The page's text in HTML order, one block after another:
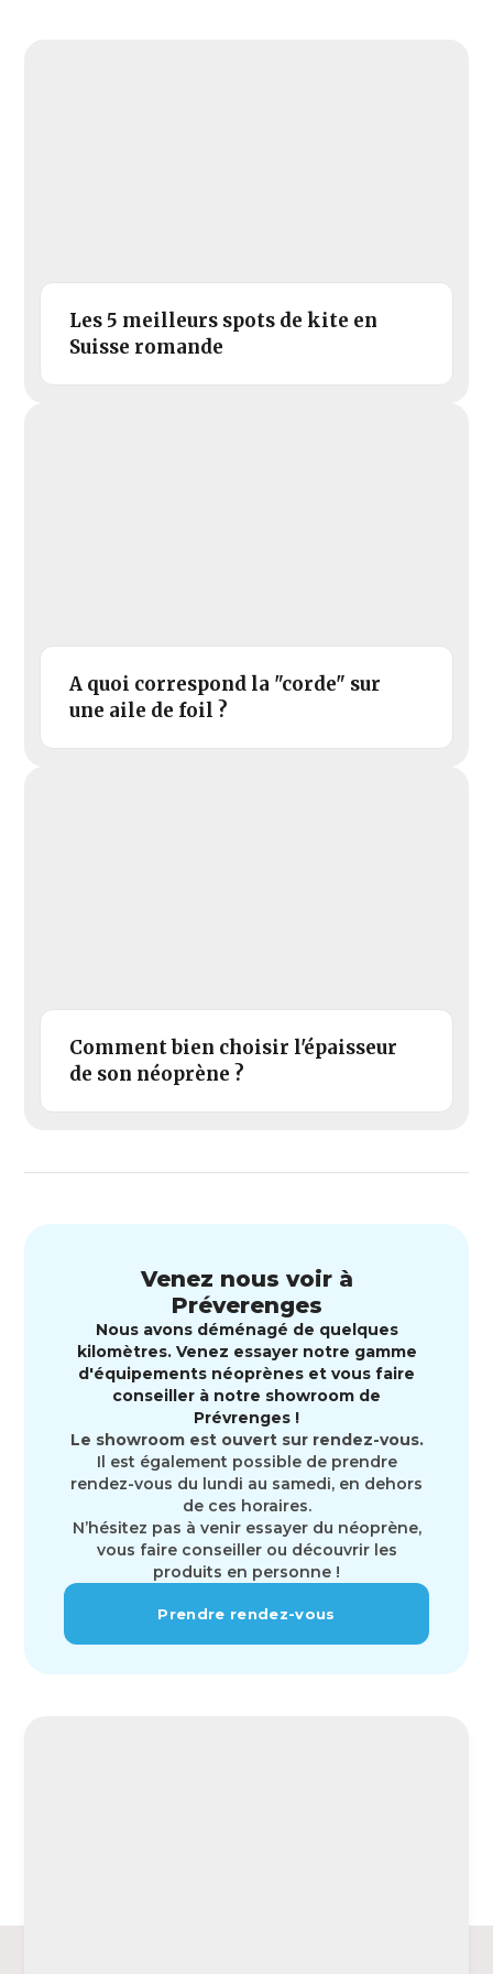
Les 5 meilleurs spots de kite en
Suisse romande
A quoi correspond la "corde" sur
une aile de foil ?
Comment bien choisir l'épaisseur
de son néoprène ?
Venez nous voir à
Préverenges
Nous avons déménagé de quelques
kilomètres. Venez essayer notre gamme
d'équipements néoprènes et vous faire
conseiller à notre showroom de
Prévrenges !
Le showroom est ouvert sur rendez-vous.
Il est également possible de prendre
rendez-vous du lundi au samedi, en dehors
de ces horaires.
N’hésitez pas à venir essayer du néoprène,
vous faire conseiller ou découvrir les
produits en personne !
Prendre rendez-vous